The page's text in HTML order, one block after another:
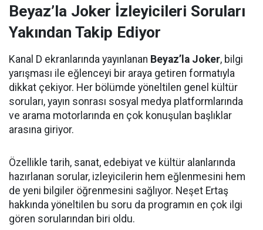
Beyaz’la Joker İzleyicileri Soruları
Yakından Takip Ediyor
Kanal D ekranlarında yayınlanan Beyaz’la Joker, bilgi
yarışması ile eğlenceyi bir araya getiren formatıyla
dikkat çekiyor. Her bölümde yöneltilen genel kültür
soruları, yayın sonrası sosyal medya platformlarında
ve arama motorlarında en çok konuşulan başlıklar
arasına giriyor.
Özellikle tarih, sanat, edebiyat ve kültür alanlarında
hazırlanan sorular, izleyicilerin hem eğlenmesini hem
de yeni bilgiler öğrenmesini sağlıyor. Neşet Ertaş
hakkında yöneltilen bu soru da programın en çok ilgi
gören sorularından biri oldu.